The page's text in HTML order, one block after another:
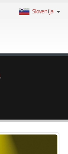
Slovenija